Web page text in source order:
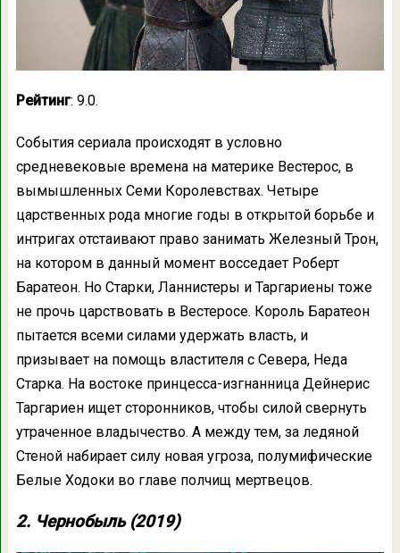
Рейтинг: 9.0.
События сериала происходят в условно
средневековые времена на материке Вестерос, в
вымышленных Семи Королевствах. Четыре
царственных рода многие годы в открытой борьбе и
интригах отстаивают право занимать Железный Трон,
на котором в данный момент восседает Роберт
Баратеон. Но Старки, Ланнистеры и Таргариены тоже
не прочь царствовать в Вестеросе. Король Баратеон
пытается всеми силами удержать власть, и
призывает на помощь властителя с Севера, Неда
Старка. На востоке принцесса-изгнанница Дейнерис
Таргариен ищет сторонников, чтобы силой свернуть
утраченное владычество. А между тем, за ледяной
Стеной набирает силу новая угроза, полумифические
Белые Ходоки во главе полчищ мертвецов.
2. Чернобыль (2019)